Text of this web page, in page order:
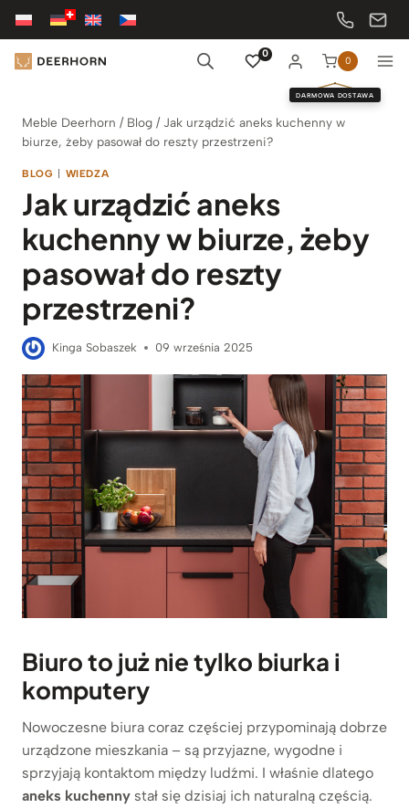
Przejdź
treści
0
0
DARMOWA DOSTAWA
Meble Deerhorn / Blog / Jak urządzić aneks kuchenny w
biurze, żeby pasował do reszty przestrzeni?
BLOG | WIEDZA
Jak urządzić aneks
kuchenny w biurze, żeby
pasował do reszty
przestrzeni?
Kinga Sobaszek 09 września 2025
Biuro to już nie tylko biurka i
komputery
Nowoczesne biura coraz częściej przypominają dobrze
urządzone mieszkania – są przyjazne, wygodne i
sprzyjają kontaktom między ludźmi. I właśnie dlatego
aneks kuchenny stał się dzisiaj ich naturalną częścią.